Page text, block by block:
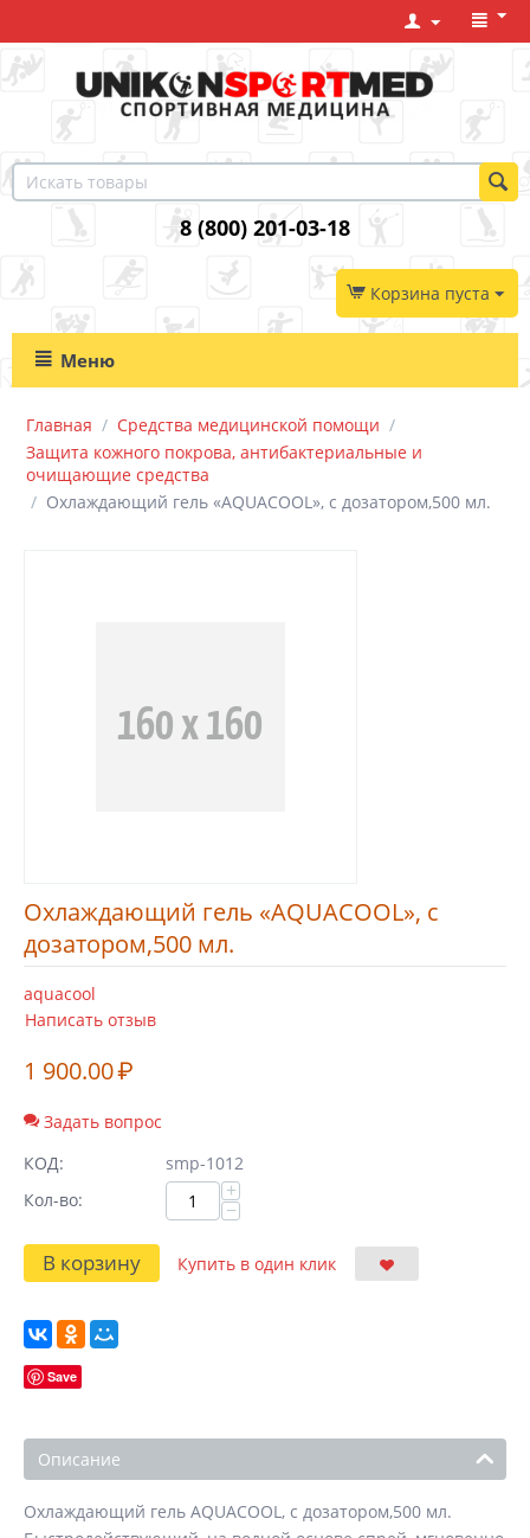
8 (800) 201-03-18
Корзина пуста
Меню
Главная / Средства медицинской помощи /
Защита кожного покрова, антибактериальные и
очищающие средства
/ Охлаждающий гель «AQUACOOL», с дозатором,500 мл.
Охлаждающий гель «AQUACOOL», с
дозатором,500 мл.
aquacool
Написать отзыв
1 900.00₽
Задать вопрос
КОД:
smp-1012
Кол-во:
+
−
В корзину Купить в один клик
Save
Описание
Охлаждающий гель AQUACOOL, с дозатором,500 мл.